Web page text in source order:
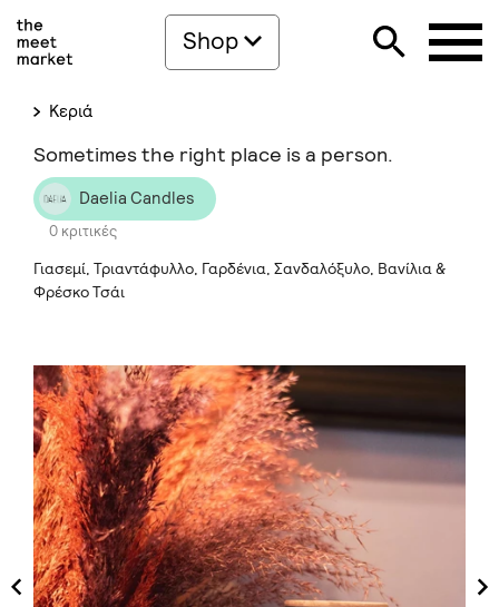
Shop
Κεριά
Sometimes the right place is a person.
Daelia Candles
0 κριτικές
Γιασεμί, Τριαντάφυλλο, Γαρδένια, Σανδαλόξυλο, Βανίλια &
Φρέσκο Τσάι